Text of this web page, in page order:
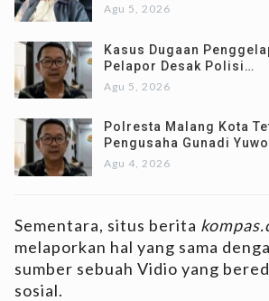
Agu 5, 2026
Kasus Dugaan
Pelapor Desak Polisi…
Agu 5, 2026
Polresta Malang Kota
Pengusaha Gunadi
Agu 4, 2026
Sementara, situs berita
melaporkan hal yang sama
sumber sebuah Vidio yang
sosial.